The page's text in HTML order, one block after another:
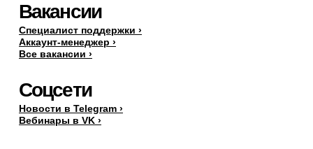
Новости в Telegram ›
Все вакансии ›
Аккаунт-менеджер ›
Специалист поддержки ›
Вакансии
Соцсети
Вебинары в VK ›